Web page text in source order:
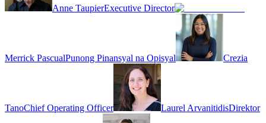
Anne TaupierExecutive Director
Merrick PascualPunong Pinansyal na Opisyal Crezia
TanoChief Operating Officer Laurel ArvanitidisDirektor